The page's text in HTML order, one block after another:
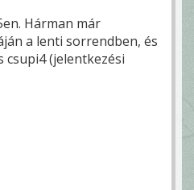
Hárman már
a lenti sorrendben, és
csupi4 (jelentkezési